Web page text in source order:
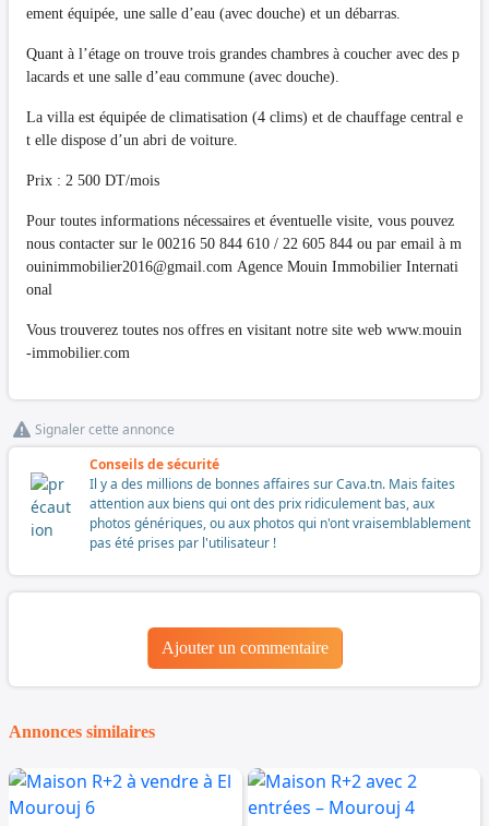
ement équipée, une salle d’eau (avec douche) et un débarras.
Quant à l’étage on trouve trois grandes chambres à coucher avec des p
lacards et une salle d’eau commune (avec douche).
La villa est équipée de climatisation (4 clims) et de chauffage central e
t elle dispose d’un abri de voiture.
Prix : 2 500 DT/mois
Pour toutes informations nécessaires et éventuelle visite, vous pouvez
nous contacter sur le 00216 50 844 610 / 22 605 844 ou par email à m
ouinimmobilier2016@gmail.com Agence Mouin Immobilier Internati
onal
Vous trouverez toutes nos offres en visitant notre site web www.mouin
-immobilier.com
Signaler cette annonce
Conseils de sécurité
Il y a des millions de bonnes affaires sur Cava.tn. Mais faites
attention aux biens qui ont des prix ridiculement bas, aux
photos génériques, ou aux photos qui n'ont vraisemblablement
pas été prises par l'utilisateur !
Ajouter un commentaire
Annonces similaires